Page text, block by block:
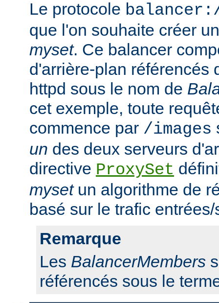
Le protocole
que l'on souhaite créer
myset. Ce balancer
d'arrière-plan référencés
httpd sous le nom de
cet exemple, toute
commence par /images
un des deux serveurs
directive ProxySet
mysetun algorithme de
basé sur le trafic
Remarque
Les BalancerMembers
référencés sous le